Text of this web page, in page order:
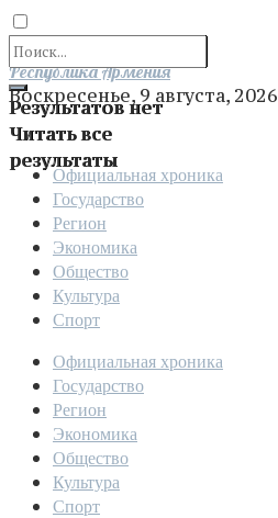
Результатов нет
Читать все
результаты
Отправить
Республика Армения
Воскресенье, 9 августа, 2026
Официальная хроника
Государство
Регион
Экономика
Общество
Культура
Спорт
Официальная хроника
Государство
Регион
Экономика
Общество
Культура
Спорт